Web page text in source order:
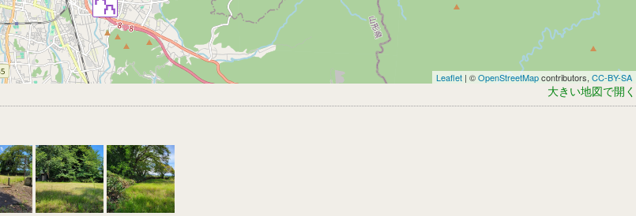
Leaflet | ©OpenStreetMapcontributors, CC-BY-SA
大きい地図で開く